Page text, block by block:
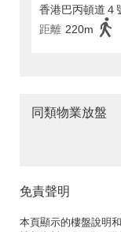
香港巴丙頓道４
距離 220m
同類物業放盤
免責聲明
本頁顯示的樓盤說明